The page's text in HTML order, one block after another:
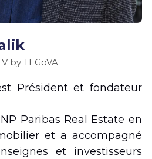
by TEGoVA
Président et fondateur
Paribas Real Estate en
et a accompagné
et investisseurs